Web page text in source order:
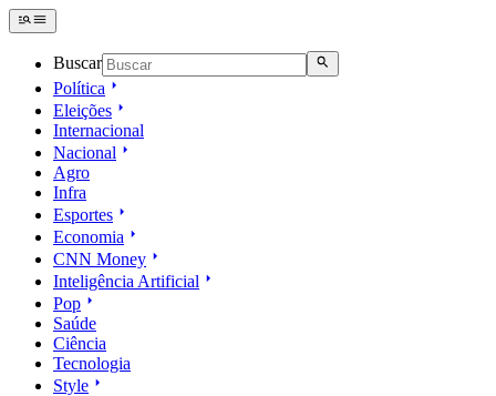
Buscar
Política
Eleições
Internacional
Nacional
Agro
Infra
Esportes
Economia
CNN Money
Inteligência Artificial
Pop
Saúde
Ciência
Tecnologia
Style